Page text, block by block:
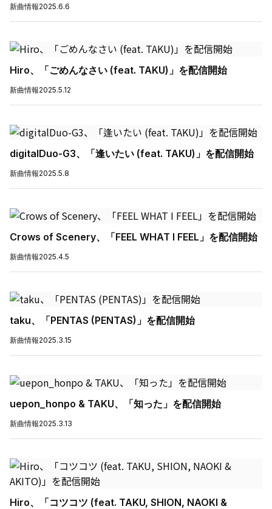
新曲情報2025.6.6
Hiro、「ごめんなさい (feat. TAKU)」を配信開始
新曲情報2025.5.12
digitalDuo-G3、「逢いたい (feat. TAKU)」を配信開始
新曲情報2025.5.8
Crows of Scenery、「FEEL WHAT I FEEL」を配信開始
新曲情報2025.4.5
taku、「PENTAS (PENTAS)」を配信開始
新曲情報2025.3.15
uepon_honpo & TAKU、「知った」を配信開始
新曲情報2025.3.13
Hiro、「コツコツ (feat. TAKU, SHION, NAOKI &